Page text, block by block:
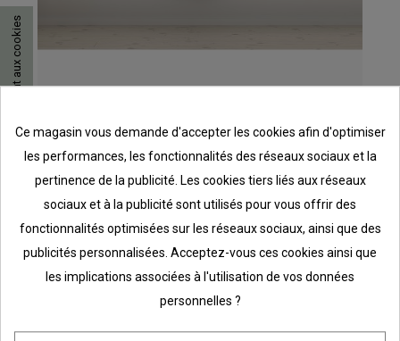
Solution 1 chaussures classique Blanc
125,40 €
Ce magasin vous demande d'accepter les cookies afin d'optimiser
les performances, les fonctionnalités des réseaux sociaux et la
pertinence de la publicité. Les cookies tiers liés aux réseaux
sociaux et à la publicité sont utilisés pour vous offrir des
fonctionnalités optimisées sur les réseaux sociaux, ainsi que des
publicités personnalisées. Acceptez-vous ces cookies ainsi que
les implications associées à l'utilisation de vos données
personnelles ?
Consentement aux cookies